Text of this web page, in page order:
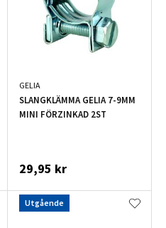
GELIA
SLANGKLÄMMA GELIA 7-9MM
MINI FÖRZINKAD 2ST
29,95 kr
Utgående